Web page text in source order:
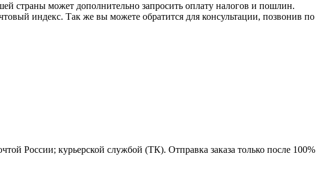
страны может дополнительно запросить оплату налогов и пошлин.
индекс. Так же вы можете обратится для консультации, позвонив
России; курьерской службой (ТК). Отправка заказа только после